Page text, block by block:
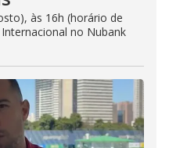
às 16h (horário de
no Nubank